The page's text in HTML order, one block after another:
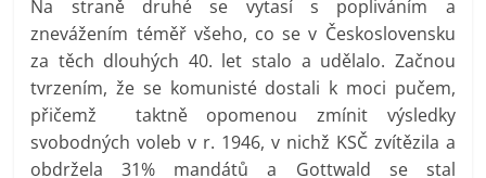
Na straně druhé se vytasí s popliváním a
znevážením téměř všeho, co se v Československu
za těch dlouhých 40. let stalo a udělalo. Začnou
tvrzením, že se komunisté dostali k moci pučem,
přičemž taktně opomenou zmínit výsledky
svobodných voleb v r. 1946, v nichž KSČ zvítězila a
obdržela 31% mandátů a Gottwald se stal